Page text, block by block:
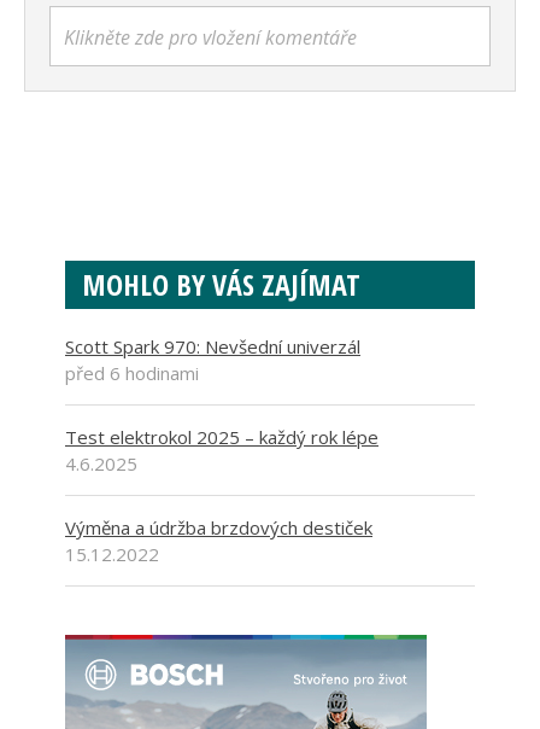
Klikněte zde pro vložení komentáře
MOHLO BY VÁS ZAJÍMAT
Scott Spark 970: Nevšední univerzál
před 6 hodinami
Test elektrokol 2025 – každý rok lépe
4.6.2025
Výměna a údržba brzdových destiček
15.12.2022